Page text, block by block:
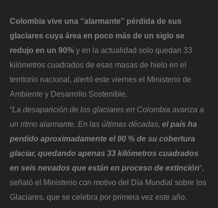
Colombia vive una “alarmante” pérdida de sus
glaciares cuya área en poco más de un siglo se
redujo en un 90% y en la actualidad solo quedan 33
kilómetros cuadrados de esas masas de hielo en el
territorio nacional, alertó este viernes el Ministerio de
Ambiente y Desarrollo Sostenible.
“La desaparición de los glaciares en Colombia avanza a
un ritmo alarmante. En las últimas décadas, el país ha
perdido aproximadamente el 90 % de su cobertura
glaciar, quedando apenas 33 kilómetros cuadrados
en seis nevados que están en proceso de extinción“,
señaló el Ministerio con motivo del Día Mundial sobre los
Glaciares, que se celebra por primera vez este año.